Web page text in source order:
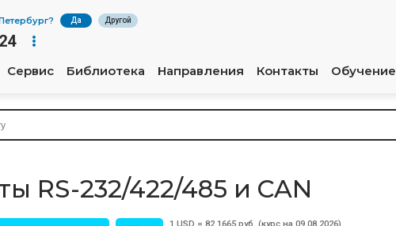
? Да Другой
Сервис Библиотека Направления Контакты Обучение
RS-232/422/485 и CAN